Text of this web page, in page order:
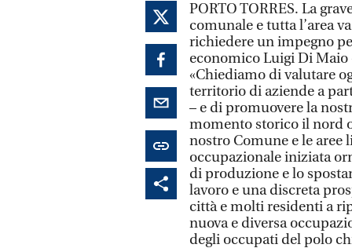
PORTO TORRES. La
comunale e tutta l’area
richiedere un impegno
economico Luigi Di Maio
«Chiediamo di valutare
territorio di aziende a
– e di promuovere la
momento storico il nord
nostro Comune e le
occupazionale iniziata
di produzione e lo
lavoro e una discreta
città e molti residenti a
nuova e diversa
degli occupati del polo